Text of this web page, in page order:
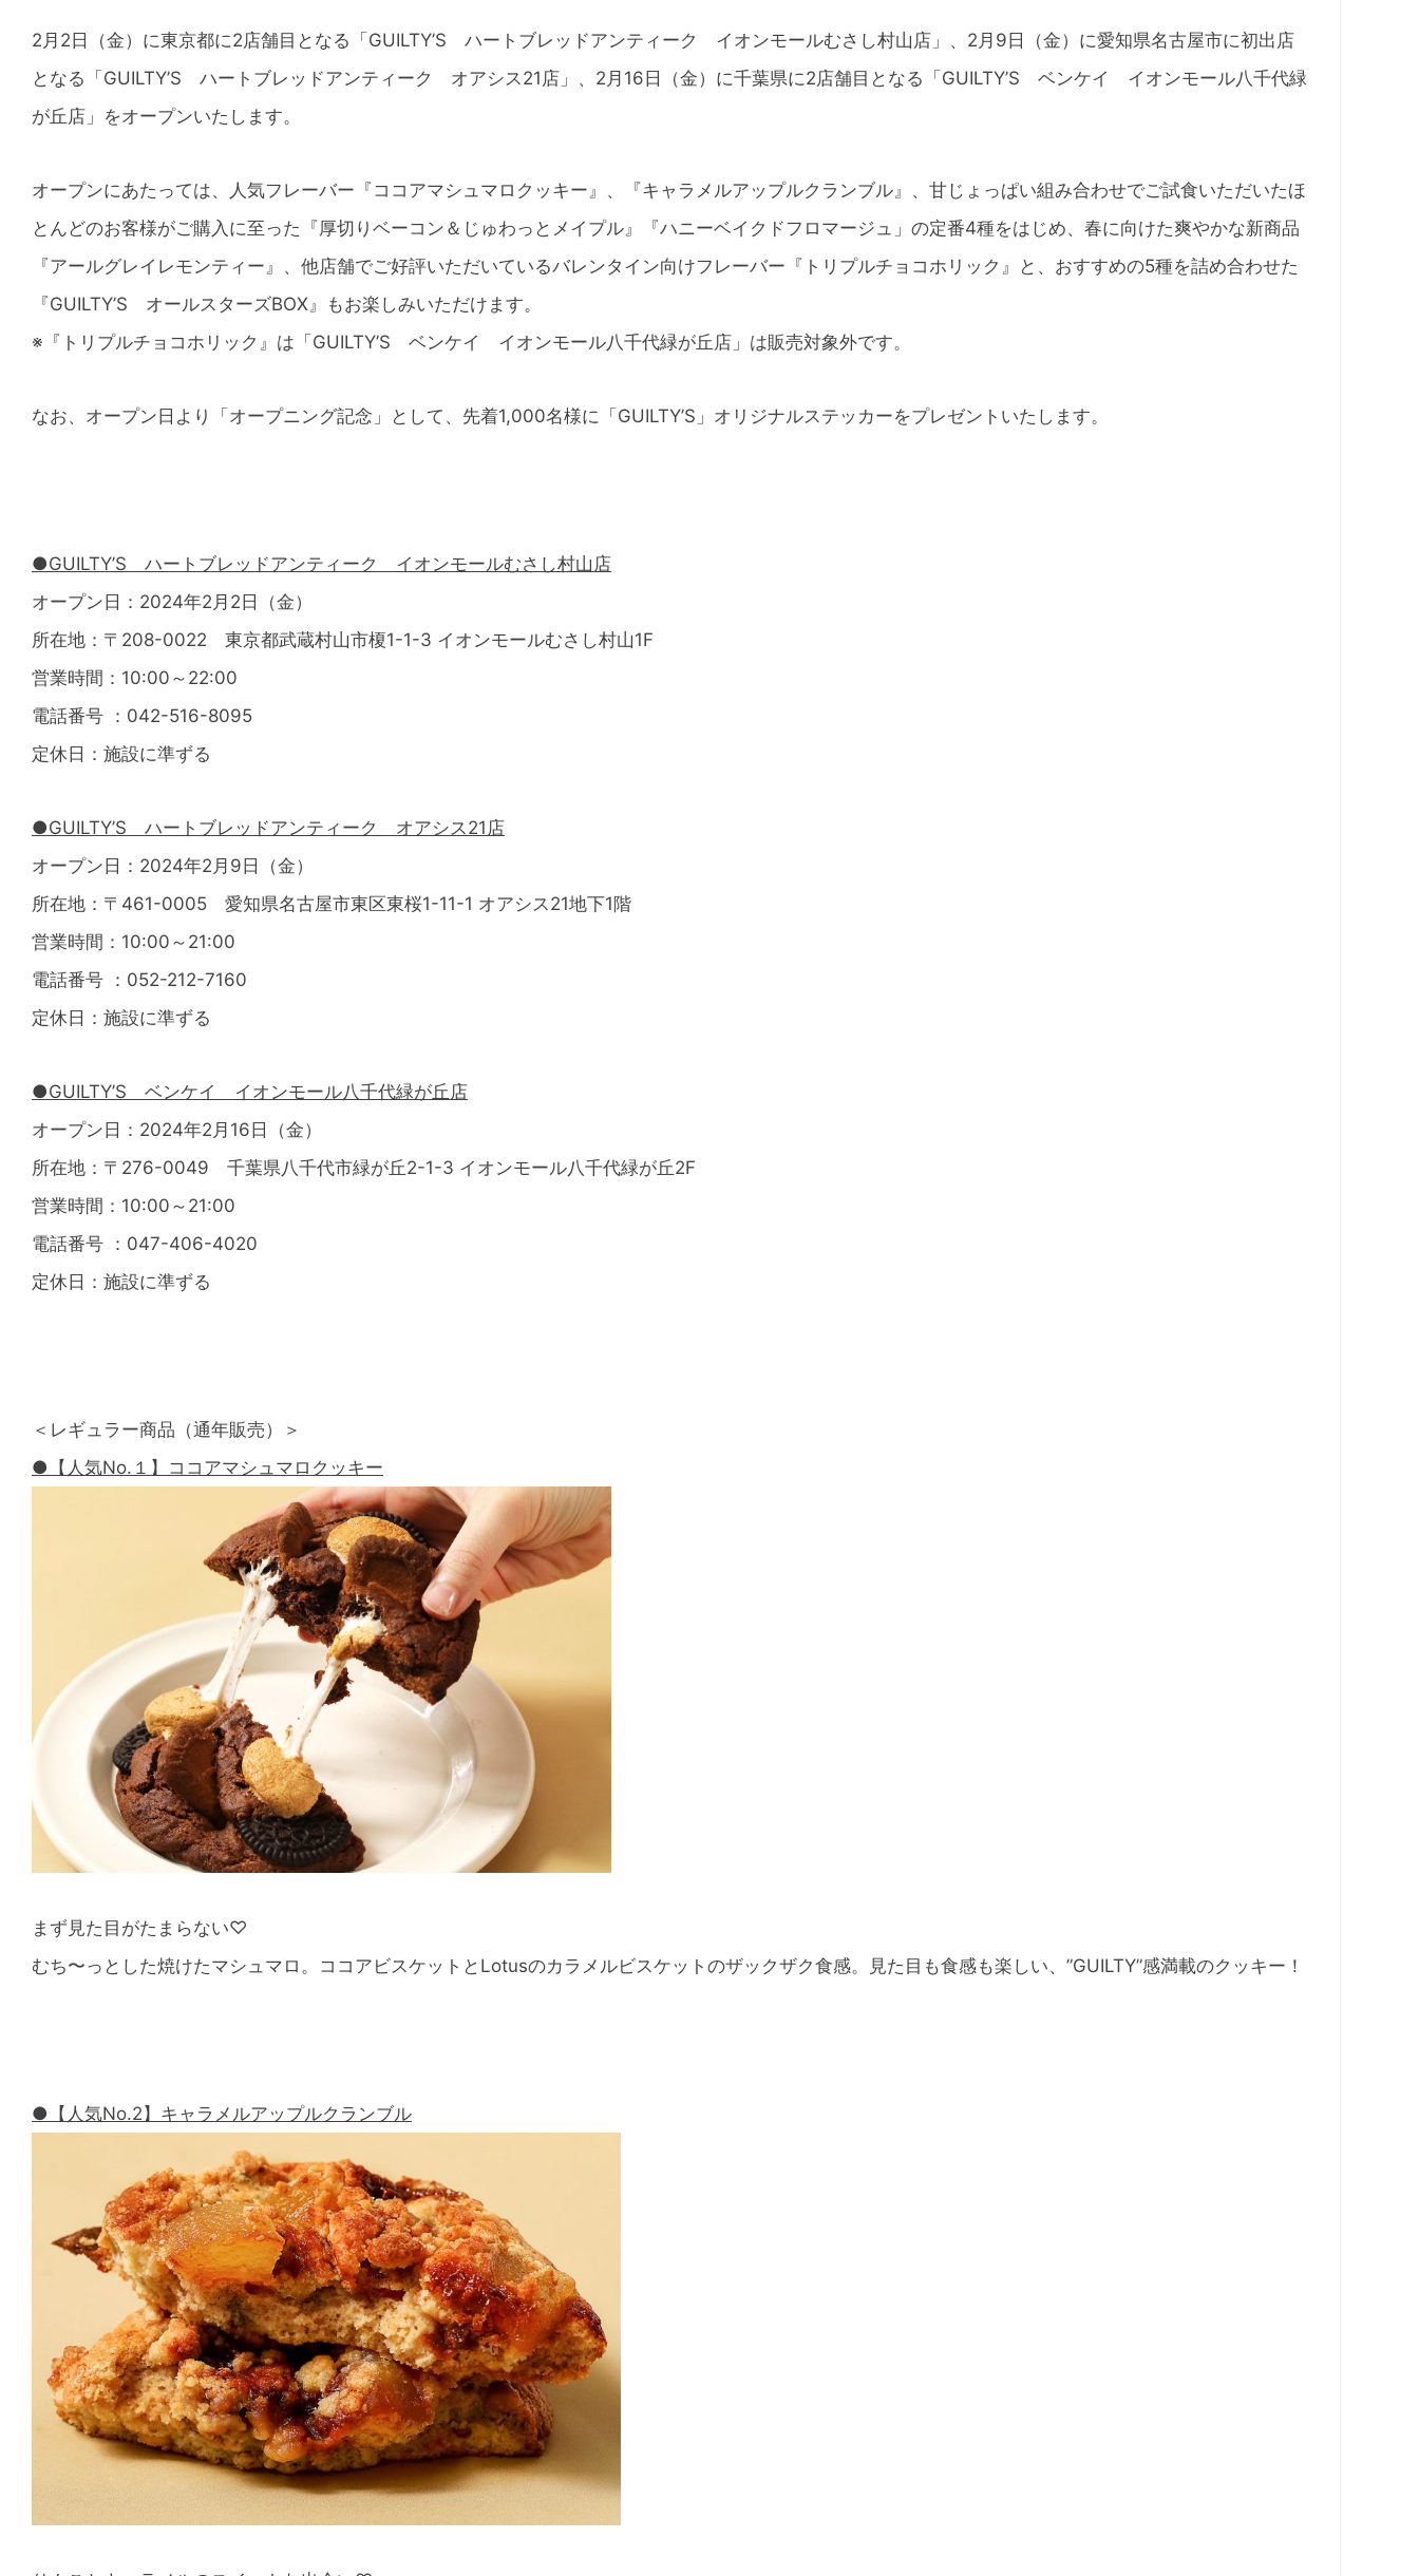
2月2日（金）に東京都に2店舗目となる「GUILTY’S ハートブレッドアンティーク イオンモールむさし村山店」、2月9日（金）に愛知県名古屋市に初出店
となる「GUILTY’S ハートブレッドアンティーク オアシス21店」、2月16日（金）に千葉県に2店舗目となる「GUILTY’S ベンケイ イオンモール八千代緑
が丘店」をオープンいたします。
オープンにあたっては、人気フレーバー『ココアマシュマロクッキー』、『キャラメルアップルクランブル』、甘じょっぱい組み合わせでご試食いただいたほ
とんどのお客様がご購入に至った『厚切りベーコン＆じゅわっとメイプル』『ハニーベイクドフロマージュ」の定番4種をはじめ、春に向けた爽やかな新商品
『アールグレイレモンティー』、他店舗でご好評いただいているバレンタイン向けフレーバー『トリプルチョコホリック』と、おすすめの5種を詰め合わせた
『GUILTY’S オールスターズBOX』もお楽しみいただけます。
※『トリプルチョコホリック』は「GUILTY’S ベンケイ イオンモール八千代緑が丘店」は販売対象外です。
なお、オープン日より「オープニング記念」として、先着1,000名様に「GUILTY’S」オリジナルステッカーをプレゼントいたします。
●GUILTY’S ハートブレッドアンティーク イオンモールむさし村山店
オープン日：2024年2月2日（金）
所在地：〒208-0022 東京都武蔵村山市榎1-1-3 イオンモールむさし村山1F
営業時間：10:00～22:00
電話番号 ：042-516-8095
定休日：施設に準ずる
●GUILTY’S ハートブレッドアンティーク オアシス21店
オープン日：2024年2月9日（金）
所在地：〒461-0005 愛知県名古屋市東区東桜1-11-1 オアシス21地下1階
営業時間：10:00～21:00
電話番号 ：052-212-7160
定休日：施設に準ずる
●GUILTY’S ベンケイ イオンモール八千代緑が丘店
オープン日：2024年2月16日（金）
所在地：〒276-0049 千葉県八千代市緑が丘2-1-3 イオンモール八千代緑が丘2F
営業時間：10:00～21:00
電話番号 ：047-406-4020
定休日：施設に準ずる
＜レギュラー商品（通年販売）＞
●【人気No.１】ココアマシュマロクッキー
まず見た目がたまらない♡
むち〜っとした焼けたマシュマロ。ココアビスケットとLotusのカラメルビスケットのザックザク食感。見た目も食感も楽しい、”GUILTY”感満載のクッキー！
●【人気No.2】キャラメルアップルクランブル